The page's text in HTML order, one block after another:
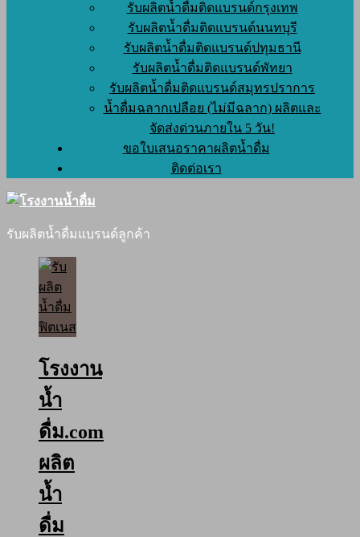
รับผลิตน้ำดื่มติดแบรนด์กรุงเทพ
รับผลิตน้ำดื่มติดแบรนด์นนทบุรี
รับผลิตน้ำดื่มติดแบรนด์ปทุมธานี
รับผลิตน้ำดื่มติดแบรนด์พัทยา
รับผลิตน้ำดื่มติดแบรนด์สมุทรปราการ
น้ำดื่มฉลากเปลือย (ไม่มีฉลาก) ผลิตและ
จัดส่งด่วนภายใน 5 วัน!
ขอใบเสนอราคาผลิตน้ำดื่ม
ติดต่อเรา
รับผลิตน้ำดื่มแบรนด์ลูกค้า
โรงงาน
น้ำ
ดื่ม.com
ผลิต
น้ำ
ดื่ม